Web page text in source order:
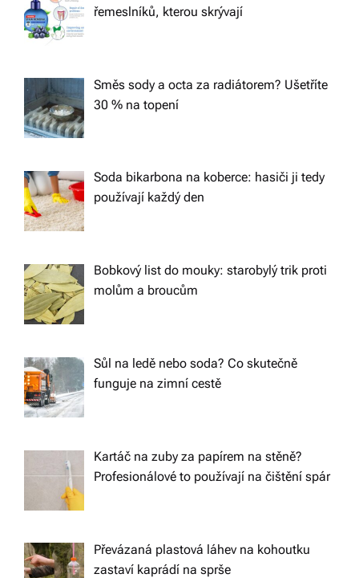
řemeslníků, kterou skrývají
Směs sody a octa za radiátorem? Ušetříte
30 % na topení
Soda bikarbona na koberce: hasiči ji tedy
používají každý den
Bobkový list do mouky: starobylý trik proti
molům a broucům
Sůl na ledě nebo soda? Co skutečně
funguje na zimní cestě
Kartáč na zuby za papírem na stěně?
Profesionálové to používají na čištění spár
Převázaná plastová láhev na kohoutku
zastaví kaprádí na sprše